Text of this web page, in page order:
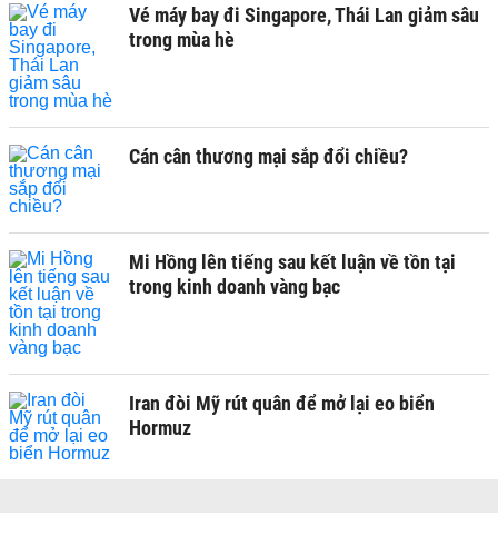
Vé máy bay đi Singapore, Thái Lan giảm sâu
trong mùa hè
Cán cân thương mại sắp đổi chiều?
Mi Hồng lên tiếng sau kết luận về tồn tại
trong kinh doanh vàng bạc
Iran đòi Mỹ rút quân để mở lại eo biển
Hormuz